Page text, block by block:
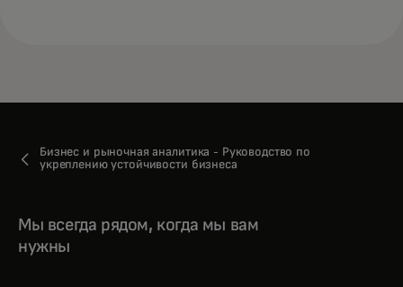
Бизнес и рыночная аналитика - Руководство по
укреплению устойчивости бизнеса
Мы всегда рядом, когда мы вам
нужны